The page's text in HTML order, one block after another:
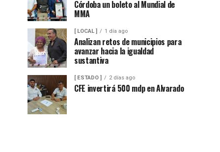
Córdoba un boleto al Mundial de
MMA
[ LOCAL ] 1 día ago
Analizan retos de municipios para
avanzar hacia la igualdad
sustantiva
[ ESTADO ] 2 días ago
CFE invertirá 500 mdp en Alvarado